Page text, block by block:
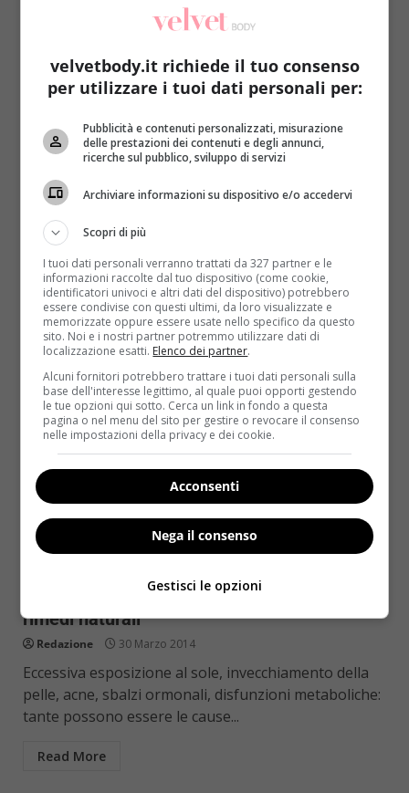
Abbronzatura a macchie, quali sono le cause
e i rimedi migliori
Redazione
Per assicurarsi una abbronzatura uniforme e senza
antiestetismi, è necessario prendere il sole con un
po’ di...
Read More
Bellezza
Macchie della pelle: curarle è possibile con
rimedi naturali
Redazione 30 Marzo 2014
Eccessiva esposizione al sole, invecchiamento della
pelle, acne, sbalzi ormonali, disfunzioni metaboliche:
tante possono essere le cause...
Read More
velvetbody.it richiede il tuo consenso
per utilizzare i tuoi dati personali per:
Pubblicità e contenuti personalizzati, misurazione
delle prestazioni dei contenuti e degli annunci,
ricerche sul pubblico, sviluppo di servizi
Archiviare informazioni su dispositivo e/o accedervi
Scopri di più
I tuoi dati personali verranno trattati da 327 partner e le
informazioni raccolte dal tuo dispositivo (come cookie,
identificatori univoci e altri dati del dispositivo) potrebbero
essere condivise con questi ultimi, da loro visualizzate e
memorizzate oppure essere usate nello specifico da questo
sito. Noi e i nostri partner potremmo utilizzare dati di
localizzazione esatti. Elenco dei partner.
Alcuni fornitori potrebbero trattare i tuoi dati personali sulla
base dell'interesse legittimo, al quale puoi opporti gestendo
le tue opzioni qui sotto. Cerca un link in fondo a questa
pagina o nel menu del sito per gestire o revocare il consenso
nelle impostazioni della privacy e dei cookie.
Acconsenti
Nega il consenso
Gestisci le opzioni